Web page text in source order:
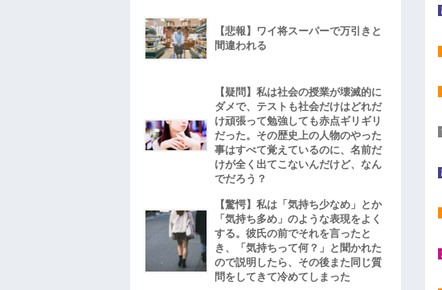
【悲報】ワイ将スーパーで万引きと
間違われる
【疑問】私は社会の授業が壊滅的に
ダメで、テストも社会だけはどれだ
け頑張って勉強しても赤点ギリギリ
だった。その歴史上の人物のやった
事はすべて覚えているのに、名前だ
けが全く出てこないんだけど、なん
でだろう？
【驚愕】私は「気持ち少なめ」とか
「気持ち多め」のような表現をよく
する。彼氏の前でそれを言ったと
き、「気持ちって何？」と聞かれた
ので説明したら、その後また同じ質
問をしてきて冷めてしまった